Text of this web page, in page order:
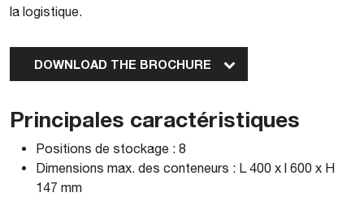
la logistique.
DOWNLOAD THE BROCHURE
Principales caractéristiques
Positions de stockage : 8
Dimensions max. des conteneurs : L 400 x l 600 x H
147 mm